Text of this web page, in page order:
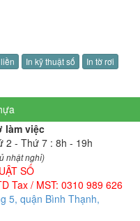
In kỹ thuật số
In tờ rơi
làm việc
2 - Thứ 7 : 8h - 19h
nhật nghỉ)
SỐ
Tax / MST: 0310 989 626
5, quận Bình Thạnh,